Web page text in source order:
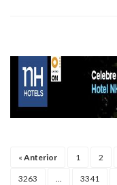
« Anterior 1 2
3263 3341